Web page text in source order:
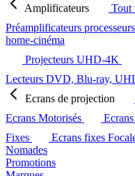
Amplificateurs
Tout
Préamplificateurs processeurs
home-cinéma
Projecteurs UHD-4K
Lecteurs DVD, Blu-ray,
Ecrans de projection
Ecrans Motorisés
Fixes
Ecrans fixes
Nomades
Promotions